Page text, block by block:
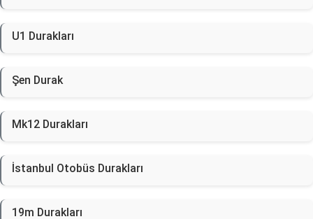
U1 Durakları
Şen Durak
Mk12 Durakları
İstanbul Otobüs Durakları
19m Durakları